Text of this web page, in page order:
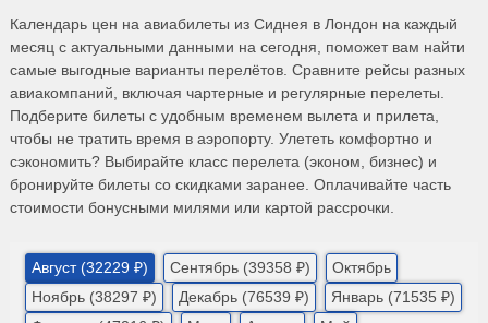
Календарь цен на авиабилеты из Сиднея в Лондон на каждый
месяц с актуальными данными на сегодня, поможет вам найти
самые выгодные варианты перелётов. Сравните рейсы разных
авиакомпаний, включая чартерные и регулярные перелеты.
Подберите билеты с удобным временем вылета и прилета,
чтобы не тратить время в аэропорту. Улететь комфортно и
сэкономить? Выбирайте класс перелета (эконом, бизнес) и
бронируйте билеты со скидками заранее. Оплачивайте часть
стоимости бонусными милями или картой рассрочки.
Август (32229 ₽) Сентябрь (39358 ₽)
Октябрь
Ноябрь (38297 ₽)
Декабрь (76539 ₽)
Январь (71535 ₽)